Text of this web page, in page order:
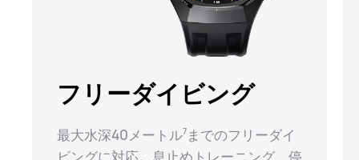
フリーダイビング
最大水深40メートル⁠7までのフリーダイ